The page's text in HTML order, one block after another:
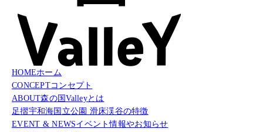
HOMEホーム
CONCEPTコンセプト
ABOUT森の国Valleyとは
足摺宇和海国立公園 滑床渓谷の特徴
EVENT & NEWSイベント情報やお知らせ